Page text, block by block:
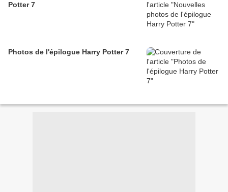
Potter 7
Photos de l'épilogue Harry Potter 7